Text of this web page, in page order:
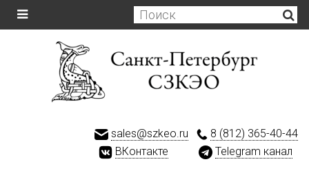
sales@szkeo.ru
8 (812) 365-40-44
ВКонтакте
Telegram канал